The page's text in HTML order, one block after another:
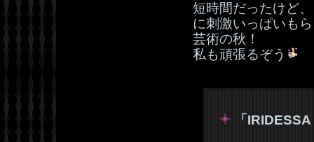
短時間だったけど
に刺激いっぱいも
芸術の秋！
私も頑張るぞう
「